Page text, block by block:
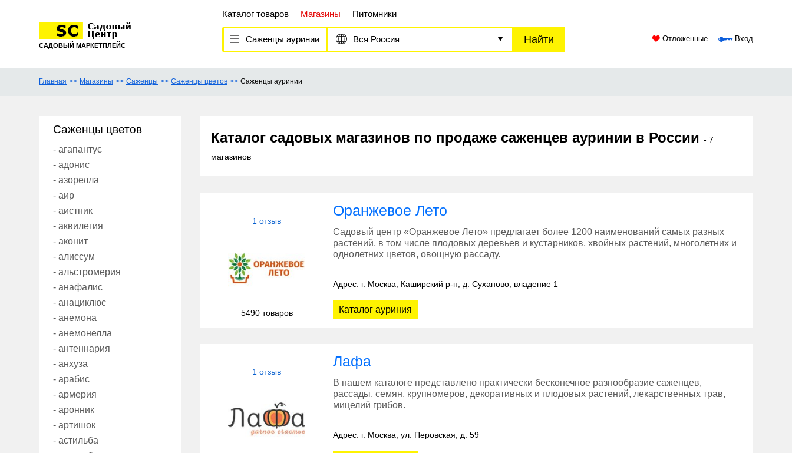
САДОВЫЙ МАРКЕТПЛЕЙС
Каталог товаров Магазины Питомники
Саженцы ауринии Вся Россия Найти Отложенные Вход
Главная Магазины Саженцы Саженцы цветов Саженцы ауринии
Саженцы цветов
- агапантус
- адонис
- азорелла
- аир
- аистник
- аквилегия
- аконит
- алиссум
- альстромерия
- анафалис
- анациклюс
- анемона
- анемонелла
- антеннария
- анхуза
- арабис
- армерия
- аронник
- артишок
- астильба
Каталог садовых магазинов по продаже саженцев ауринии в России - 7
магазинов
1 отзыв
5490 товаров
Оранжевое Лето
Садовый центр «Оранжевое Лето» предлагает более 1200 наименований самых разных
растений, в том числе плодовых деревьев и кустарников, хвойных растений, многолетних и
однолетних цветов, овощную рассаду.
Адрес: г. Москва, Каширский р-н, д. Суханово, владение 1
Каталог ауриния
1 отзыв
Лафа
В нашем каталоге представлено практически бесконечное разнообразие саженцев,
рассады, семян, крупномеров, декоративных и плодовых растений, лекарственных трав,
мицелий грибов.
Адрес: г. Москва, ул. Перовская, д. 59